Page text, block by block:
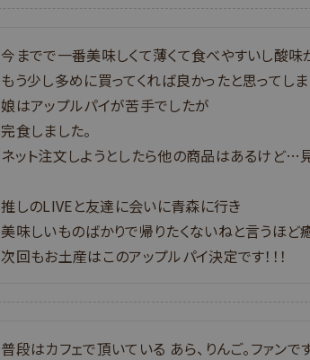
今までで一番美味しくて薄くて食べやすいし酸味
もう少し多めに買ってくれば良かったと思ってしま
娘はアップルパイが苦手でしたが
完食しました。
ネット注文しようとしたら他の商品はあるけど…
推しのLIVEと友達に会いに青森に行き
美味しいものばかりで帰りたくないねと言うほど
次回もお土産はこのアップルパイ決定です！！！
普段はカフェで頂いている あら、りんご。ファン